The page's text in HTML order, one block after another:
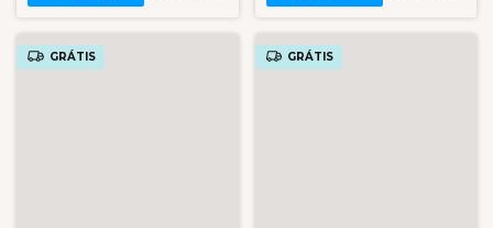
GRÁTIS GRÁTIS